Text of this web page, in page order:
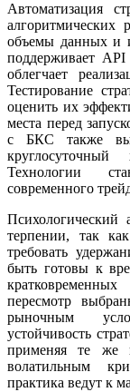
Автоматизация
алгоритмических
объемы данных и
поддерживает
облегчает
Тестирование
оценить их
места перед
с БКС также
Технологии
современного
Психологический
терпении, так
требовать
быть готовы к
пересмотр
рыночным
устойчивость
применяя те же
волатильным
практика ведут к